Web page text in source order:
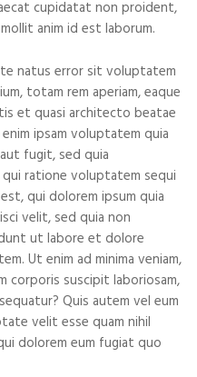
cupidatat non proident,
anim id est laborum.
natus error sit voluptatem
totam rem aperiam, eaque
et quasi architecto beatae
ipsam voluptatem quia
fugit, sed quia
ratione voluptatem sequi
qui dolorem ipsum quia
velit, sed quia non
ut labore et dolore
Ut enim ad minima veniam,
corporis suscipit laboriosam,
Quis autem vel eum
velit esse quam nihil
dolorem eum fugiat quo